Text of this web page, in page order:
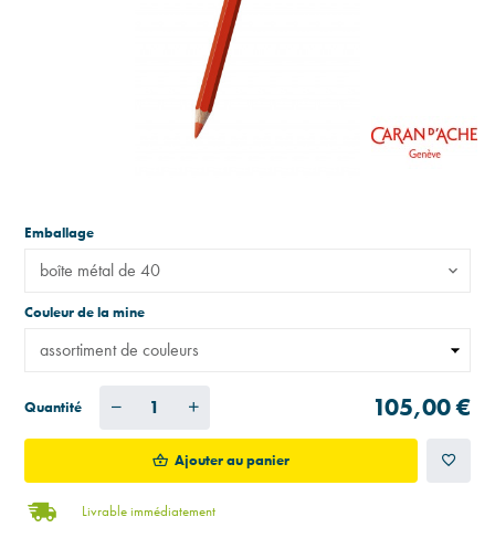
Emballage
boîte métal de 40
Couleur de la mine
Quantité 105,00 €
Ajouter au panier
Livrable immédiatement